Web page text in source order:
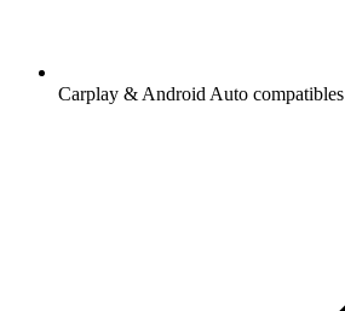
Carplay & Android Auto compatibles